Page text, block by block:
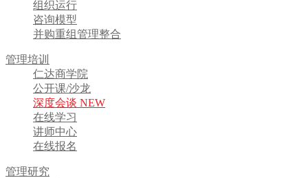
组织运行
咨询模型
并购重组管理整合
管理培训
仁达商学院
公开课/沙龙
深度会谈 NEW
在线学习
讲师中心
在线报名
管理研究